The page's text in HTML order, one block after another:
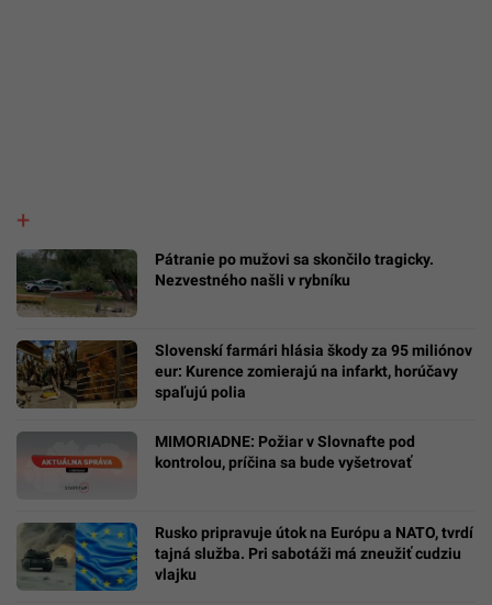
Pátranie po mužovi sa skončilo tragicky.
Nezvestného našli v rybníku
Slovenskí farmári hlásia škody za 95 miliónov
eur: Kurence zomierajú na infarkt, horúčavy
spaľujú polia
MIMORIADNE: Požiar v Slovnafte pod
kontrolou, príčina sa bude vyšetrovať
Rusko pripravuje útok na Európu a NATO, tvrdí
tajná služba. Pri sabotáži má zneužiť cudziu
vlajku